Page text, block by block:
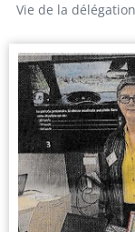
Vie de la délégation